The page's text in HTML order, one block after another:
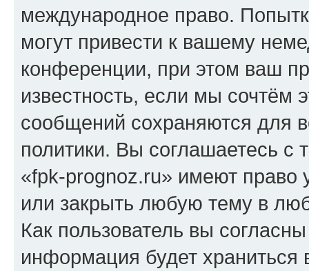
международное право.
могут привести к вашему
конференции, при этом ваш
известность, если мы сочтём
сообщений сохраняются для
политики. Вы соглашаетесь
«fpk-prognoz.ru» имеют право
или закрыть любую тему в
Как пользователь вы
информация будет